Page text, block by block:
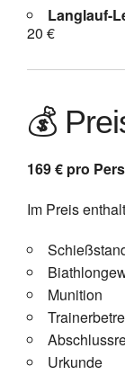
Langlauf-
20 €
💰
169 € pro
Im Preis
Munition
Urkunde